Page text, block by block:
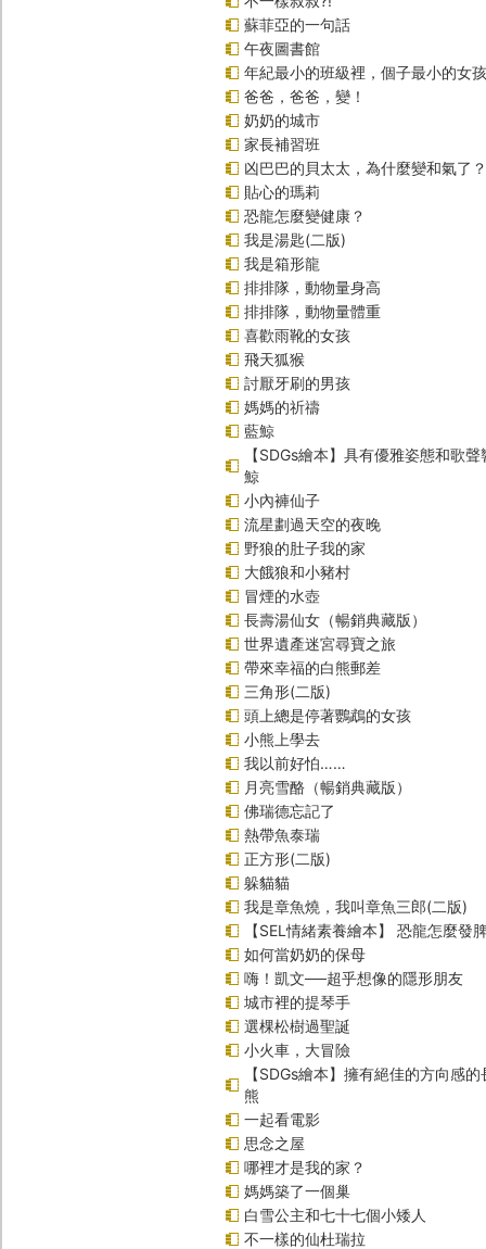
蘇菲亞的一句話
午夜圖書館
年紀最小的班級裡，個子最小的女
爸爸，爸爸，變！
奶奶的城市
家長補習班
凶巴巴的貝太太，為什麼變和氣了？
貼心的瑪莉
恐龍怎麼變健康？
我是湯匙(二版)
我是箱形龍
排排隊，動物量身高
排排隊，動物量體重
喜歡雨靴的女孩
飛天狐猴
討厭牙刷的男孩
媽媽的祈禱
藍鯨
【SDGs繪本】具有優雅姿態和歌
鯨
小內褲仙子
流星劃過天空的夜晚
野狼的肚子我的家
大餓狼和小豬村
冒煙的水壺
長壽湯仙女（暢銷典藏版）
世界遺產迷宮尋寶之旅
帶來幸福的白熊郵差
三角形(二版)
頭上總是停著鸚鵡的女孩
小熊上學去
我以前好怕……
月亮雪酪（暢銷典藏版）
佛瑞德忘記了
熱帶魚泰瑞
正方形(二版)
躲貓貓
我是章魚燒，我叫章魚三郎(二版)
【SEL情緒素養繪本】 恐龍怎麼發
如何當奶奶的保母
嗨！凱文──超乎想像的隱形朋友
城市裡的提琴手
選棵松樹過聖誕
小火車，大冒險
【SDGs繪本】擁有絕佳的方向感
熊
一起看電影
思念之屋
哪裡才是我的家？
媽媽築了一個巢
白雪公主和七十七個小矮人
不一樣的仙杜瑞拉